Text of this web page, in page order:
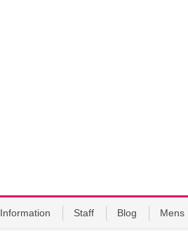
Information Staff Blog Mens